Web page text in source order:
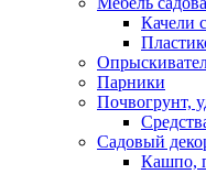
Качели
Парники
Почвогрунт,
Садовый
Кашпо,